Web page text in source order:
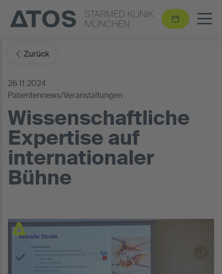
Zurück
26.11.2024
Patientennews/Veranstaltungen
Wissenschaftliche
Expertise auf
internationaler
Bühne